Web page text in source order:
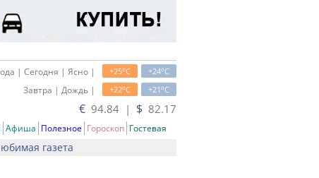
+24oC
+25oC
| Сегодня | Ясно |
+21oC
+22oC
Завтра | Дождь |
€ 94.84 | $ 82.17
Афиша Полезное Гороскоп Гостевая
газета